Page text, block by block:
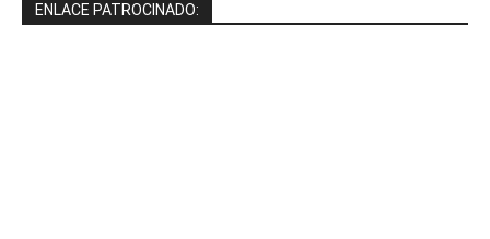
ENLACE PATROCINADO: